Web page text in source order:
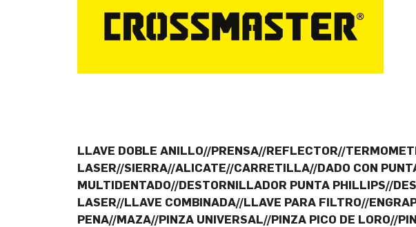
LLAVE DOBLE ANILLO//PRENSA//REFLECTOR//
LASER//SIERRA//ALICATE//CARRETILLA//DADO CON
MULTIDENTADO//DESTORNILLADOR PUNTA PHILLIPS//
LASER//LLAVE COMBINADA//LLAVE PARA FILTRO//
PENA//MAZA//PINZA UNIVERSAL//PINZA PICO DE LORO//